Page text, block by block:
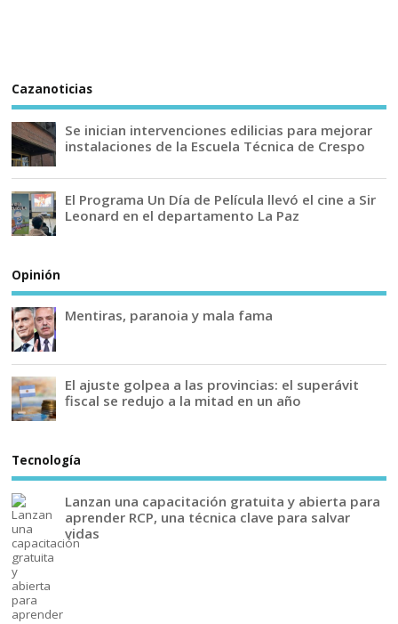
Cazanoticias
Se inician intervenciones edilicias para mejorar
instalaciones de la Escuela Técnica de Crespo
El Programa Un Día de Película llevó el cine a Sir
Leonard en el departamento La Paz
Opinión
Mentiras, paranoia y mala fama
El ajuste golpea a las provincias: el superávit
fiscal se redujo a la mitad en un año
Tecnología
Lanzan una capacitación gratuita y abierta para
aprender RCP, una técnica clave para salvar
vidas